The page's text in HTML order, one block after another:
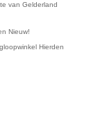
van Gelderland
Nieuw!
Hierden